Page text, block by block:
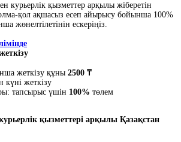
курьерлік қызметтер арқылы жіберетін
қол ақшасыз есеп айырысу бойынша 100%
жөнелтілетінін ескеріңіз.
жеткізу құны 2500 ₸
күні жеткізу
тапсырыс үшін 100% төлем
қызметтері арқылы Қазақстан